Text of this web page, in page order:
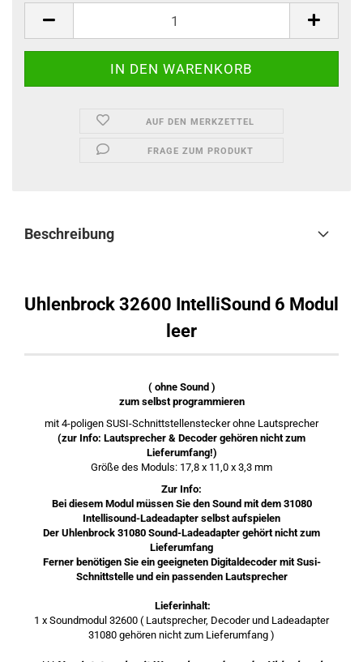
AUF DEN MERKZETTEL
FRAGE ZUM PRODUKT
Beschreibung
Uhlenbrock 32600 IntelliSound 6 Modul
leer
( ohne Sound )
zum selbst programmieren
mit 4-poligen SUSI-Schnittstellenstecker ohne Lautsprecher
(zur Info: Lautsprecher & Decoder gehören nicht zum
Lieferumfang!)
Größe des Moduls: 17,8 x 11,0 x 3,3 mm
Zur Info:
Bei diesem Modul müssen Sie den Sound mit dem 31080
Intellisound-Ladeadapter selbst aufspielen
Der Uhlenbrock 31080 Sound-Ladeadapter gehört nicht zum
Lieferumfang
Ferner benötigen Sie ein geeigneten Digitaldecoder mit Susi-
Schnittstelle und ein passenden Lautsprecher
Lieferinhalt:
1 x Soundmodul 32600 ( Lautsprecher, Decoder und Ladeadapter
31080 gehören nicht zum Lieferumfang )